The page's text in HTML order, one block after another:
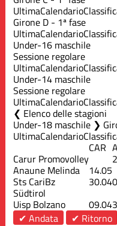
UltimaCalendario
Girone D - 1ª fase
UltimaCalendario
Under-16 maschile
Sessione regolare
UltimaCalendario
Under-14 maschile
Sessione regolare
UltimaCalendario
Elenco delle stagioni
Under-18 maschile ❯
UltimaCalendario
CAR
Carur Promovolley
Anaune Melinda 14.05
Sts CariBz
Südtirol
30.04
Uisp Bolzano
09.04
✔ Andata
✔ Ritorno